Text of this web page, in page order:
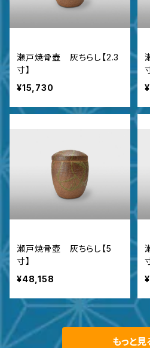
瀬戸焼骨壺 灰ちらし【2.3
寸】
¥15,730
瀬戸焼骨壺 灰ちらし【5
寸】
¥48,158
もっと見